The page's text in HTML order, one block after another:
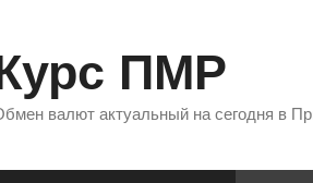
ПМР
валют актуальный на сегодня в